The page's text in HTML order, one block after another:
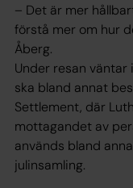
– Det är mer
förstå mer om hur
Åberg.
Under resan
ska bland annat
Settlement, där
mottagandet av
används bland
julinsamling.